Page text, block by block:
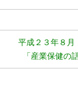
平成２３年８
「産業保健の